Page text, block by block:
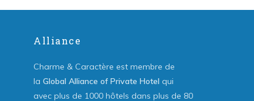
Alliance
Charme & Caractère est membre de
laGlobal Alliance of Private Hotel qui
avec plus de 1000 hôtels dans plus de 80